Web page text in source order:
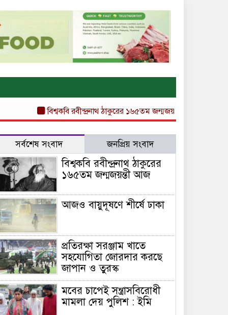
বিশ্বকবি রবীন্দ্রনাথ ঠাকুরের ১৬৫তম জন্মজয়ন্তী আজ
সর্বশেষ সংবাদ জনপ্রিয় সংবাদ
বিশ্বকবি রবীন্দ্রনাথ ঠাকুরের
১৬৫তম জন্মজয়ন্তী আজ
আজও বায়ুদূষণে শীর্ষে ঢাকা
প্রতিরক্ষা সরঞ্জাম খাতে
সহযোগিতা জোরদার করছে
জাপান ও তুরস্ক
মবের চাপেই সন্ত্রাসবিরোধী
মামলা দেয় পুলিশ : ইমি